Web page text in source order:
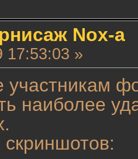
Nox-а
17:53:03 »
участникам
наиболее